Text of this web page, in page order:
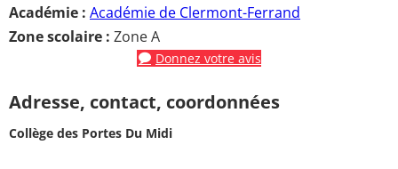
Académie : Académie de Clermont-Ferrand
Zone scolaire : Zone A
Donnez votre avis
Adresse, contact, coordonnées
Collège des Portes Du Midi